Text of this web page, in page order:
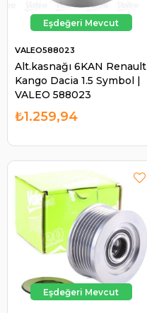
Alt.kasnağı 6KAN Renault
Kango Dacia 1.5 Symbol |
VALEO 588023
VALEO588023
₺1.259,94